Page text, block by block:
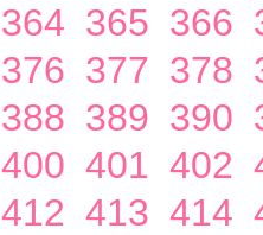
364 365 366
376 377 378
388 389 390
400 401 402
412 413 414